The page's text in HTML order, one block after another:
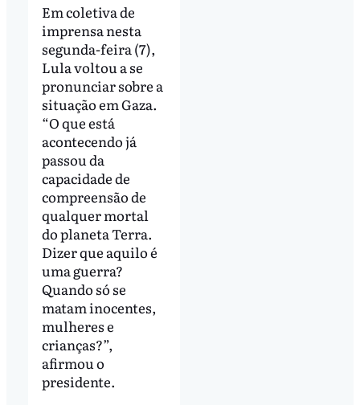
Em coletiva de
imprensa nesta
segunda-feira (7),
Lula voltou a se
pronunciar sobre a
situação em Gaza.
“O que está
acontecendo já
passou da
capacidade de
compreensão de
qualquer mortal
do planeta Terra.
Dizer que aquilo é
uma guerra?
Quando só se
matam inocentes,
mulheres e
crianças?”,
afirmou o
presidente.